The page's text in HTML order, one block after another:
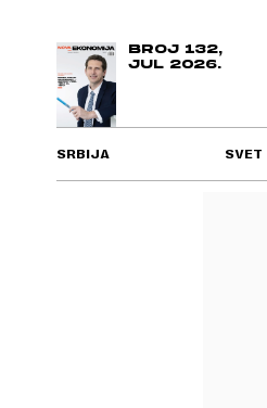
BROJ 132,
JUL 2026.
SRBIJA SVET